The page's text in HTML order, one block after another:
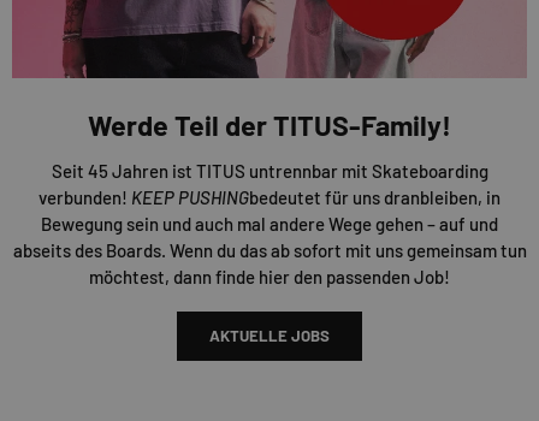
Werde Teil der TITUS-Family!
Seit 45 Jahren ist TITUS untrennbar mit Skateboarding
verbunden! KEEP PUSHINGbedeutet für uns dranbleiben, in
Bewegung sein und auch mal andere Wege gehen – auf und
abseits des Boards. Wenn du das ab sofort mit uns gemeinsam tun
möchtest, dann finde hier den passenden Job!
AKTUELLE JOBS